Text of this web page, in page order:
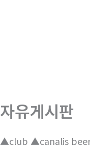
자유게시판
▲club ▲canalis beer